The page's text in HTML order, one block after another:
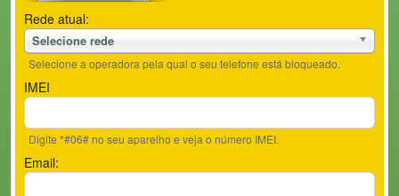
Rede atual:
Selecione rede
Selecione a operadora pela qual o seu telefone está bloqueado.
IMEI
Digite *#06# no seu aparelho e veja o número IMEI.
Email: